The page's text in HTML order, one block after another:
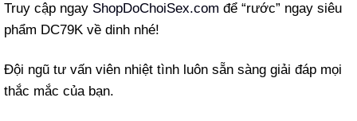
Truy cập ngay ShopDoChoiSex.com để “rước” ngay siêu
phẩm DC79K về dinh nhé!
Đội ngũ tư vấn viên nhiệt tình luôn sẵn sàng giải đáp mọi
thắc mắc của bạn.